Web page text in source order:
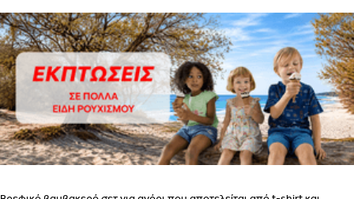
ΒΗΜΑ 2